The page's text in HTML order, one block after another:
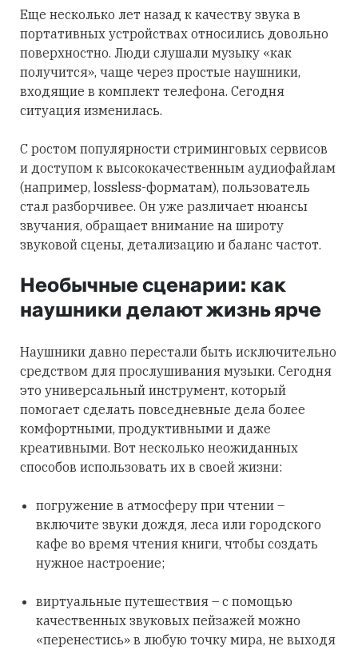
Еще несколько лет назад к качеству звука в
портативных устройствах относились довольно
поверхностно. Люди слушали музыку «как
получится», чаще через простые наушники,
входящие в комплект телефона. Сегодня
ситуация изменилась.
С ростом популярности стриминговых сервисов
и доступом к высококачественным аудиофайлам
(например, lossless-форматам), пользователь
стал разборчивее. Он уже различает нюансы
звучания, обращает внимание на широту
звуковой сцены, детализацию и баланс частот.
Необычные сценарии: как
наушники делают жизнь ярче
Наушники давно перестали быть исключительно
средством для прослушивания музыки. Сегодня
это универсальный инструмент, который
помогает сделать повседневные дела более
комфортными, продуктивными и даже
креативными. Вот несколько неожиданных
способов использовать их в своей жизни:
погружение в атмосферу при чтении –
включите звуки дождя, леса или городского
кафе во время чтения книги, чтобы создать
нужное настроение;
виртуальные путешествия – с помощью
качественных звуковых пейзажей можно
«перенестись» в любую точку мира, не выходя